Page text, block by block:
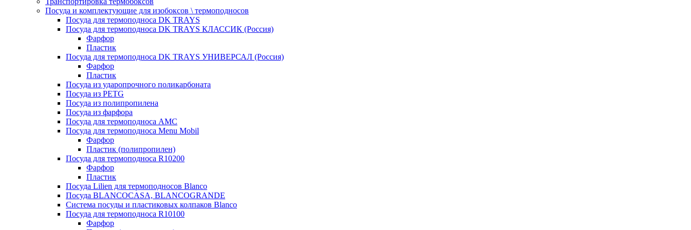
Посуда и комплектующие для изобоксов \ термоподносов
Посуда для термоподноса DK TRAYS
Посуда для термоподноса DK TRAYS КЛАССИК (Россия)
Фарфор
Пластик
Посуда для термоподноса DK TRAYS УНИВЕРСАЛ (Россия)
Фарфор
Пластик
Посуда из ударопрочного поликарбоната
Посуда из PETG
Посуда из полипропилена
Посуда из фарфора
Посуда для термоподноса AMC
Посуда для термоподноса Menu Mobil
Фарфор
Пластик (полипропилен)
Посуда для термоподноса R10200
Фарфор
Пластик
Посуда Lilien для термоподносов Blanco
Посуда BLANCOCASA, BLANCOGRANDE
Система посуды и пластиковых колпаков Blanco
Посуда для термоподноса R10100
Фарфор